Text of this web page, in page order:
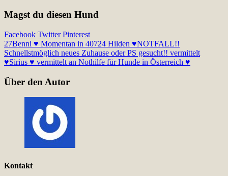
Magst du diesen Hund
Facebook Twitter Pinterest
27Benni ♥ Momentan in 40724 Hilden ♥NOTFALL!!
Schnellstmöglich neues Zuhause oder PS gesucht!! vermittelt
♥Sirius ♥ vermittelt an Nothilfe für Hunde in Österreich ♥
Über den Autor
Kontakt